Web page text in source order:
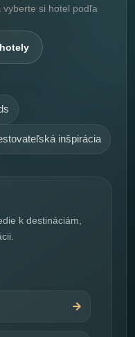
vyberte si hotel podľa
inšpirácia
k destináciám,